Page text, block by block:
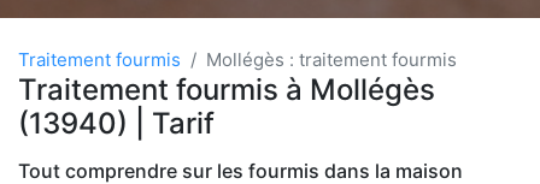
Traitement fourmis Mollégès : traitement fourmis
Traitement fourmis à Mollégès
(13940) | Tarif
Tout comprendre sur les fourmis dans la maison